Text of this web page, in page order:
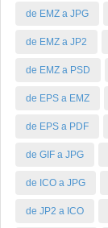
de EMZ a JPG
de EMZ a JP2
de EMZ a PSD
de EPS a EMZ
de EPS a PDF
de GIF a JPG
de ICO a JPG
de JP2 a ICO